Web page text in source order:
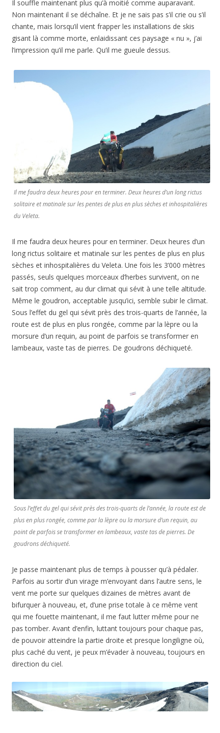
Il souffle maintenant plus qu’à moitié comme auparavant.
Non maintenant il se déchaîne. Et je ne sais pas s’il crie ou s’il
chante, mais lorsqu’il vient frapper les installations de skis
gisant là comme morte, enlaidissant ces paysage « nu », j’ai
l’impression qu’il me parle. Qu’il me gueule dessus.
Il me faudra deux heures pour en terminer. Deux heures d’un long rictus
solitaire et matinale sur les pentes de plus en plus sèches et inhospitalières
du Veleta.
Il me faudra deux heures pour en terminer. Deux heures d’un
long rictus solitaire et matinale sur les pentes de plus en plus
sèches et inhospitalières du Veleta. Une fois les 3’000 mètres
passés, seuls quelques morceaux d’herbes survivent, on ne
sait trop comment, au dur climat qui sévit à une telle altitude.
Même le goudron, acceptable jusqu’ici, semble subir le climat.
Sous l’effet du gel qui sévit près des trois-quarts de l’année, la
route est de plus en plus rongée, comme par la lèpre ou la
morsure d’un requin, au point de parfois se transformer en
lambeaux, vaste tas de pierres. De goudrons déchiqueté.
Sous l’effet du gel qui sévit près des trois-quarts de l’année, la route est de
plus en plus rongée, comme par la lèpre ou la morsure d’un requin, au
point de parfois se transformer en lambeaux, vaste tas de pierres. De
goudrons déchiqueté.
Je passe maintenant plus de temps à pousser qu’à pédaler.
Parfois au sortir d’un virage m’envoyant dans l’autre sens, le
vent me porte sur quelques dizaines de mètres avant de
bifurquer à nouveau, et, d’une prise totale à ce même vent
qui me fouette maintenant, il me faut lutter même pour ne
pas tomber. Avant d’enfin, luttant toujours pour chaque pas,
de pouvoir atteindre la partie droite et presque longiligne où,
plus caché du vent, je peux m’évader à nouveau, toujours en
direction du ciel.